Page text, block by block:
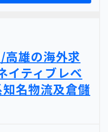
高雄の海外求
イティブレベ
名物流及倉儲